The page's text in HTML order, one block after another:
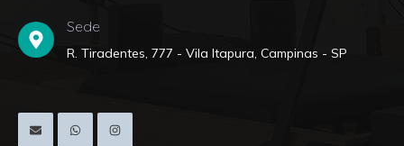
Sede
R. Tiradentes, 777 - Vila Itapura, Campinas - SP